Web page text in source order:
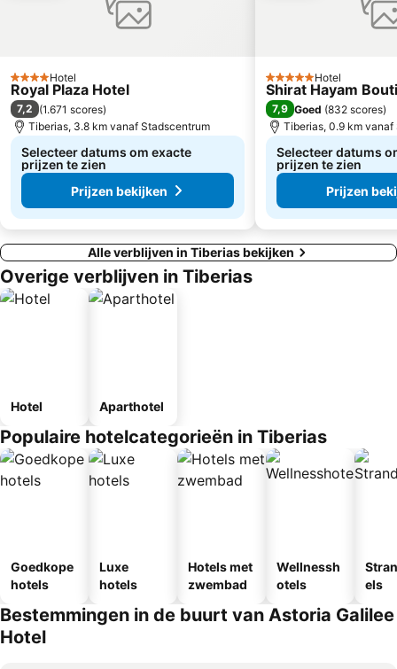
4 SterrenHotel
Royal Plaza Hotel
7,2 (1.671 scores)
Tiberias, 3.8 km vanaf Stadscentrum
Selecteer datums om exacte
prijzen te zien
Prijzen bekijken
5 SterrenHotel
Shirat Hayam
7,9 Goed (832 scores)
Tiberias, 0.9 km vanaf
Selecteer datums
prijzen te zien
Prijzen
Alle verblijven in Tiberias bekijken
Overige verblijven in Tiberias
Hotel Aparthotel
Populaire hotelcategorieën in Tiberias
Goedkope
hotels
Luxe
hotels
Hotels met
zwembad
Wellnessh
otels
els
Bestemmingen in de buurt van Astoria Galilee
Hotel